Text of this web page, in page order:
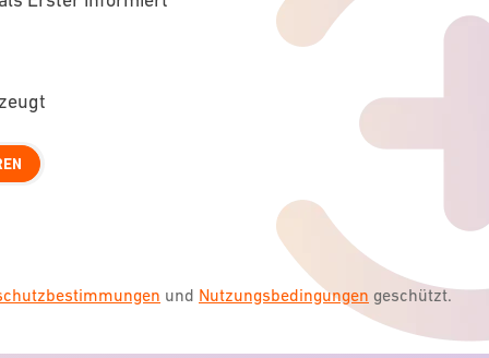
und Nutzungsbedingungen geschützt.